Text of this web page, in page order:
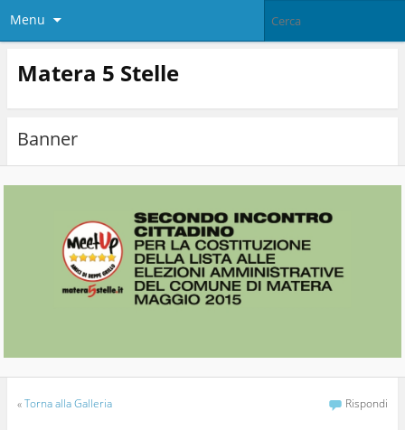
Menu
Matera 5 Stelle
Banner
«Torna alla Galleria Rispondi